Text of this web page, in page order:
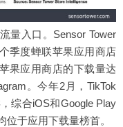
量入口。Sensor Tower
季度蝉联苹果应用商店
果应用商店的下载量达
。今年2月，TikTok
综合iOS和Google Play
于应用下载量榜首。